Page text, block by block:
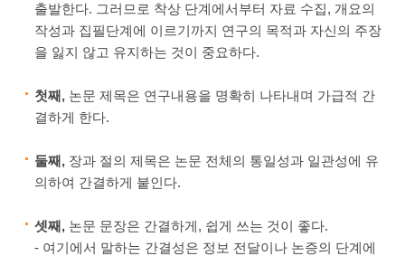
출발한다. 그러므로 착상 단계에서부터 자료 수집, 개요의
작성과 집필단계에 이르기까지 연구의 목적과 자신의 주장
을 잃지 않고 유지하는 것이 중요하다.
첫째, 논문 제목은 연구내용을 명확히 나타내며 가급적 간
결하게 한다.
둘째, 장과 절의 제목은 논문 전체의 통일성과 일관성에 유
의하여 간결하게 붙인다.
셋째, 논문 문장은 간결하게, 쉽게 쓰는 것이 좋다.
- 여기에서 말하는 간결성은 정보 전달이나 논증의 단계에